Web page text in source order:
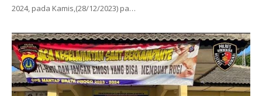
2024, pada Kamis,(28/12/2023) pa…